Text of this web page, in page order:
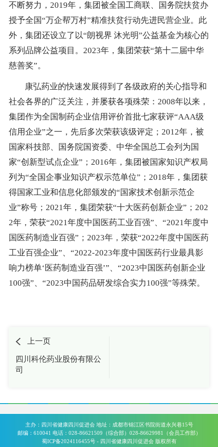
不断努力 ， 2019年，集团被全国工商联、国务院扶贫办
授予全国“万企帮万村”精准扶贫行动先进民营企业。 此
外，集团还设立了以“朗视界 沐光明”公益基金为核心的
系列品牌公益项目。 2023年， 集团荣获“第十二届中华
慈善奖”。
康弘药业的快速发展得到了各级政府的关心指导和
社会各界的广泛关注，并屡获各项殊荣： 2008年以来，
集团作为全国制药企业信用评价首批七家获评“AAA级
信用企业”之一，先后多次荣获该级评定； 2012年，被
国家科技部、国务院国资委、中华全国总工会列为国
家“创新型试点企业”； 2016年，集团被国家知识产权局
列为“全国企事业知识产权示范单位”； 2018年，集团获
得国家工业和信息化部颁发的“国家技术创新示范企
业”称号； 2021年，集团荣获“十大医药创新企业”； 202
2年，荣获“2021年度中国医药工业百强”、 “2021年度中
国医药制造业百强” ； 2023年，荣获“2022年度中国医药
工业百强企业”、“2022-2023年度中国医药行业最具影
响力榜单‘医药制造业百强’”、“2023中国医药创新企业
100强”、“2023中国药品研发综合实力100强”等殊荣。
上一页
四川科伦药业股份有限公
司
主办：四川省健康四川促进会 地址：成都市锦江区书院街道永兴巷15号
邮编：610041 电话：028-86621509（综合部）028-86629981（会员工作部）
蜀ICP备2024116455号- 四川省健康四川促进会 版权所有